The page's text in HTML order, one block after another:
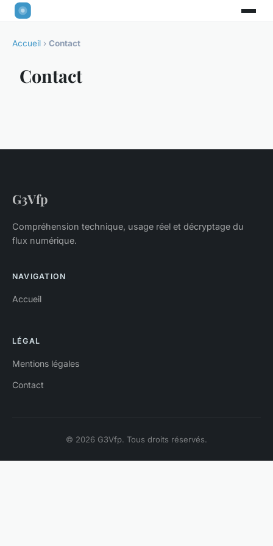
Accueil › Contact
Contact
G3Vfp
Compréhension technique, usage réel et décryptage du
flux numérique.
NAVIGATION
Accueil
LÉGAL
Mentions légales
Contact
© 2026 G3Vfp. Tous droits réservés.